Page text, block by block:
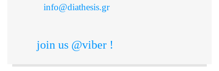
info@diathesis.gr
join us @viber !